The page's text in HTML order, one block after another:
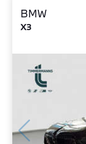
BMW
X3